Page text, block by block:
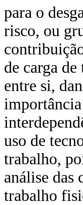
para o
risco, ou
de carga
entre si,
uso de
trabalho,
análise das
trabalho